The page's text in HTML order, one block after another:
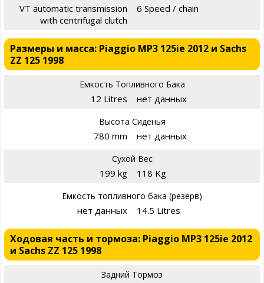
VT automatic transmission
with centrifugal clutch
6 Speed / chain
Размеры и масса: Piaggio MP3 125ie 2012 и Sachs
ZZ 125 1998
Емкость Топливного Бака
12 Litres нет данных
Высота Сиденья
780 mm нет данных
Сухой Вес
199 kg 118 Kg
Емкость топливного бака (резерв)
нет данных 14.5 Litres
Ходовая часть и тормоза: Piaggio MP3 125ie 2012
и Sachs ZZ 125 1998
Задний Тормоз